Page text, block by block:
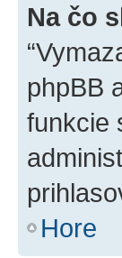
Na čo
phpBB
funkcie
Hore